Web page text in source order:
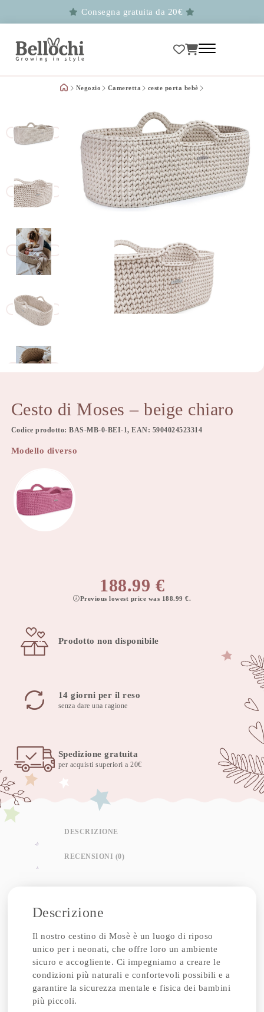
Consegna gratuita da 20€
Negozio Cameretta ceste porta bebè
Cesto di Moses – beige chiaro
Codice prodotto: BAS-MB-0-BEI-1, EAN: 5904024523314
Modello diverso
188.99 €
Previous lowest price was 188.99 €.
Prodotto non disponibile
14 giorni per il reso
senza dare una ragione
Spedizione gratuita
per acquisti superiori a 20€
DESCRIZIONE
RECENSIONI (0)
Descrizione
Il nostro cestino di Mosè è un luogo di riposo
unico per i neonati, che offre loro un ambiente
sicuro e accogliente. Ci impegniamo a creare le
condizioni più naturali e confortevoli possibili e a
garantire la sicurezza mentale e fisica dei bambini
più piccoli.